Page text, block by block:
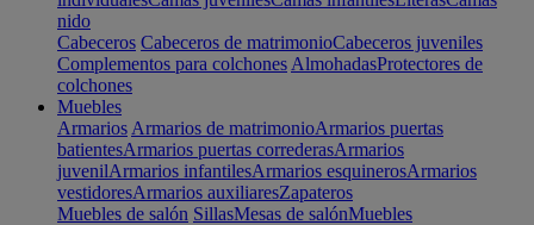
nido
Cabeceros Cabeceros de matrimonioCabeceros juveniles
Complementos para colchones AlmohadasProtectores de
colchones
Muebles
Armarios Armarios de matrimonioArmarios puertas
batientesArmarios puertas correderasArmarios
juvenilArmarios infantilesArmarios esquinerosArmarios
vestidoresArmarios auxiliaresZapateros
Muebles de salón SillasMesas de salónMuebles